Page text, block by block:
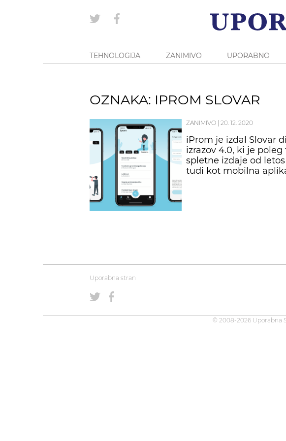
TEHNOLOGIJA ZANIMIVO UPORABNO
OZNAKA: IPROM SLOVAR
ZANIMIVO 20. 12. 2020
iProm je izdal Slovar
izrazov 4.0, ki je
spletne izdaje od
tudi kot mobilna
Uporabna stran
© 2008-2026 Uporabna